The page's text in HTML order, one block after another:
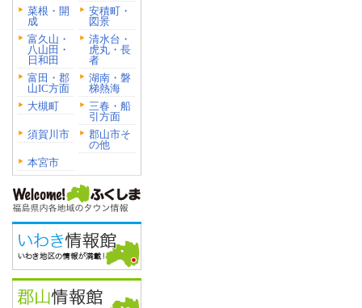
菜根・開
成
安積町・
図景
富久山・
八山田・
日和田
清水台・
虎丸・長
者
富田・郡
山IC方面
湖南・磐
梯熱海
大槻町
三春・船
引方面
須賀川市
郡山市そ
の他
本宮市